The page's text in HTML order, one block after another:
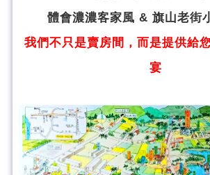
體會濃濃客家風 & 旗山老街
我們不只是賣房間，而是提供給
宴